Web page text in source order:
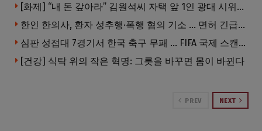
[화제] “내 돈 갚아라” 김원석씨 자택 앞 1인 광대 시위 … 한인 투자사, “108만 달러 못받아”
한인 한의사, 환자 성추행·폭행 혐의 기소 … 면허 긴급정지
심판 성접대 7경기서 한국 축구 무패 … FIFA 국제 스캔들 번지나
[건강] 식탁 위의 작은 혁명: 그릇을 바꾸면 몸이 바뀐다
PREV NEXT